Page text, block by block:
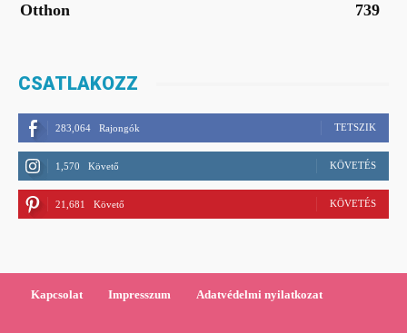
Otthon
739
CSATLAKOZZ
283,064 Rajongók TETSZIK
1,570 Követő KÖVETÉS
21,681 Követő KÖVETÉS
Kapcsolat Impresszum Adatvédelmi nyilatkozat